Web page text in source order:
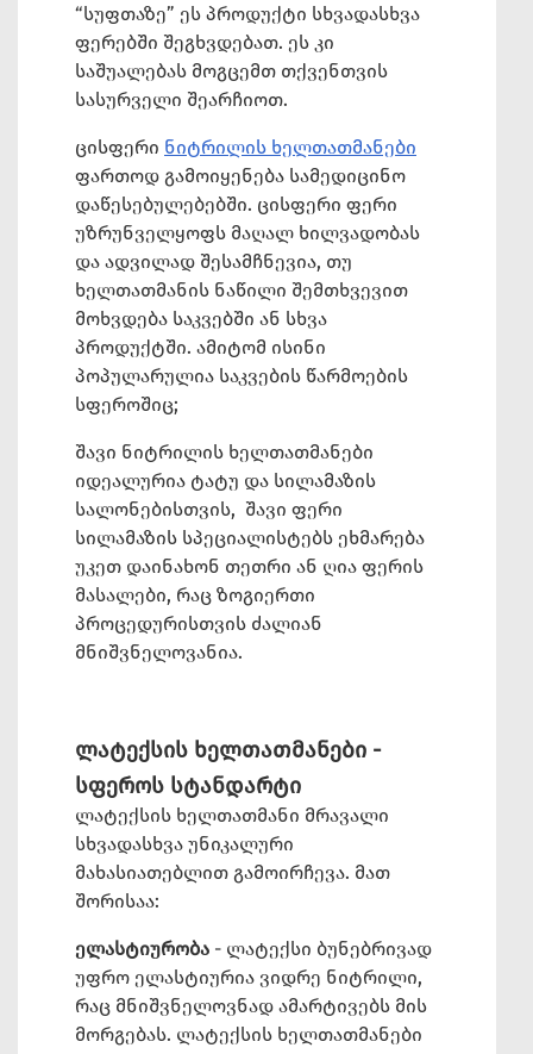
“სუფთაზე” ეს პროდუქტი სხვადასხვა
ფერებში შეგხვდებათ. ეს კი
საშუალებას მოგცემთ თქვენთვის
სასურველი შეარჩიოთ.
ცისფერი ნიტრილის ხელთათმანები
ფართოდ გამოიყენება სამედიცინო
დაწესებულებებში. ცისფერი ფერი
უზრუნველყოფს მაღალ ხილვადობას
და ადვილად შესამჩნევია, თუ
ხელთათმანის ნაწილი შემთხვევით
მოხვდება საკვებში ან სხვა
პროდუქტში. ამიტომ ისინი
პოპულარულია საკვების წარმოების
სფეროშიც;
შავი ნიტრილის ხელთათმანები
იდეალურია ტატუ და სილამაზის
სალონებისთვის, შავი ფერი
სილამაზის სპეციალისტებს ეხმარება
უკეთ დაინახონ თეთრი ან ღია ფერის
მასალები, რაც ზოგიერთი
პროცედურისთვის ძალიან
მნიშვნელოვანია.
ლატექსის ხელთათმანები -
სფეროს სტანდარტი
ლატექსის ხელთათმანი მრავალი
სხვადასხვა უნიკალური
მახასიათებლით გამოირჩევა. მათ
შორისაა:
ელასტიურობა - ლატექსი ბუნებრივად
უფრო ელასტიურია ვიდრე ნიტრილი,
რაც მნიშვნელოვნად ამარტივებს მის
მორგებას. ლატექსის ხელთათმანები